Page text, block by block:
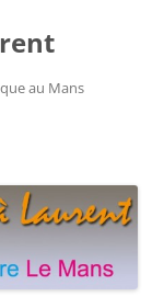
au Mans